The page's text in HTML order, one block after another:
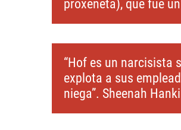
proxeneta), que fue
“Hof es un narcisista
explota a sus
niega”. Sheenah